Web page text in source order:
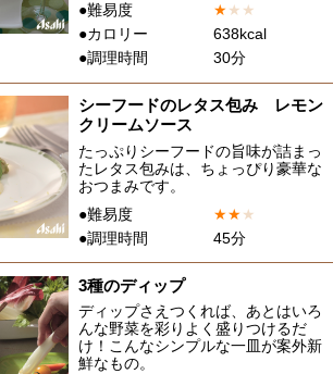
●難易度
★★ ★
●カロリー
638kcal
●調理時間
30分
シーフードのレタス包み レモン
クリームソース
たっぷりシーフードの旨味が詰まっ
たレタス包みは、ちょっぴり豪華な
おつまみです。
●難易度
★★★
●調理時間
45分
3種のディップ
ディップさえつくれば、あとはいろ
んな野菜を彩りよく盛りつけるだ
け！こんなシンプルな一皿が案外新
鮮なもの。